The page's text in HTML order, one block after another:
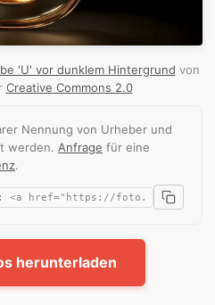
'U' vor dunklem Hintergrund von
Creative Commons 2.0
Nennung von Urheber und
werden. Anfrage für eine
.
herunterladen